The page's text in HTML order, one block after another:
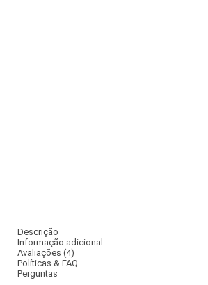
Descrição
Informação adicional
Avaliações (4)
Políticas & FAQ
Perguntas